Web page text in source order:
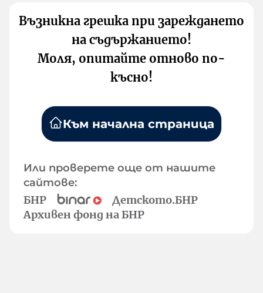
Възникна грешка при зареждането
на съдържанието!
Моля, опитайте отново по-
късно!
Към начална страница
Или проверете още от нашите
сайтове:
БНР
Детското.БНР
Архивен фонд на БНР